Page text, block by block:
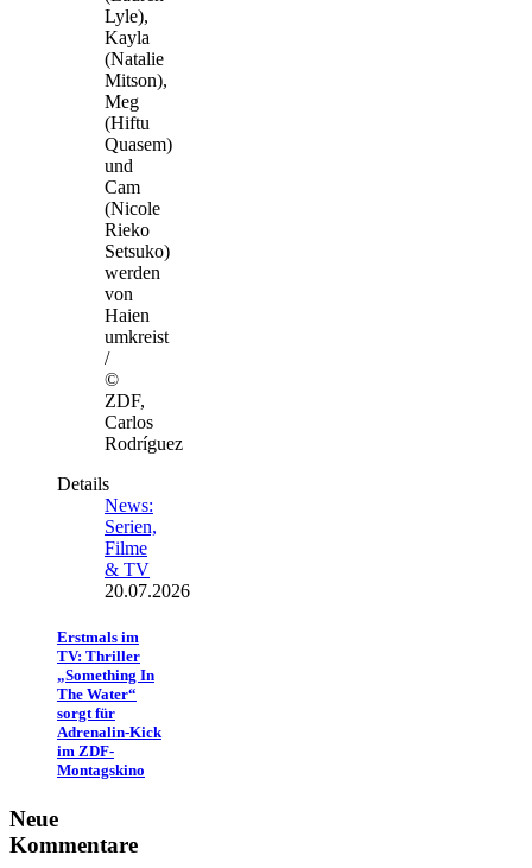
Lyle),
Kayla
(Natalie
Mitson),
Meg
(Hiftu
Quasem)
und
Cam
(Nicole
Rieko
Setsuko)
werden
von
Haien
umkreist
/
©
ZDF,
Carlos
Rodríguez
Details
News:
Serien,
Filme
& TV
20.07.2026
Erstmals im
TV: Thriller
„Something In
The Water“
sorgt für
Adrenalin-Kick
im ZDF-
Montagskino
Neue
Kommentare